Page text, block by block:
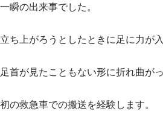
一瞬の出来事でした。
立ち上がろうとしたときに足に力が
足首が見たこともない形に折れ曲が
初の救急車での搬送を経験します。